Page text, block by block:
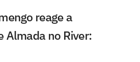
reage a
Almada no River: